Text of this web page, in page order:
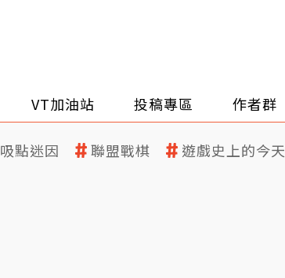
VT加油站 投稿專區 作者群
吸點迷因 聯盟戰棋 遊戲史上的今天